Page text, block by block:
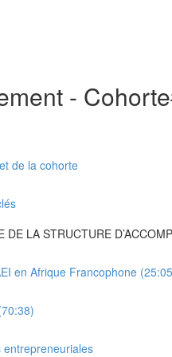
-
de la cohorte
LA STRUCTURE
en Afrique Francophone